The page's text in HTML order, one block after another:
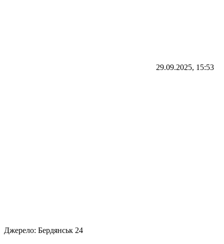
29.09.2025, 15:53
Джерело: Бердянськ 24